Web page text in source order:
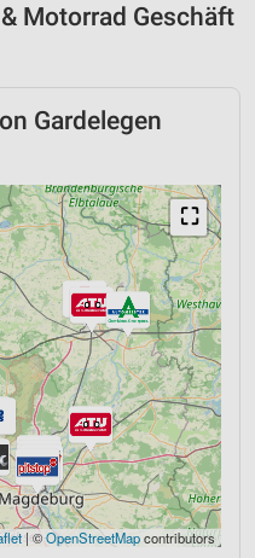
Motorrad Geschäft
Gardelegen
⛶
|©OpenStreetMapcontributors